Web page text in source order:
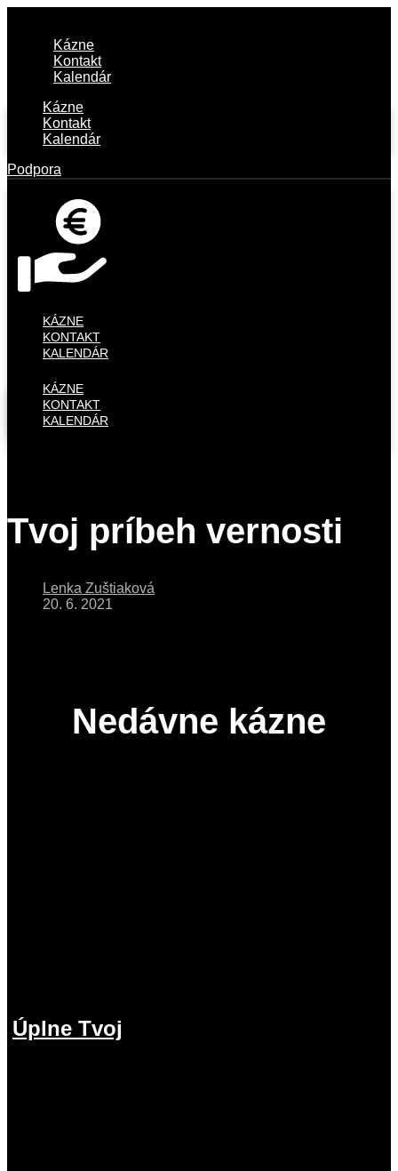
Kázne
Kontakt
Kalendár
Kázne
Kontakt
Kalendár
Podpora
KÁZNE
KONTAKT
KALENDÁR
KÁZNE
KONTAKT
KALENDÁR
Tvoj príbeh vernosti
Lenka Zuštiaková
20. 6. 2021
Nedávne kázne
Úplne Tvoj